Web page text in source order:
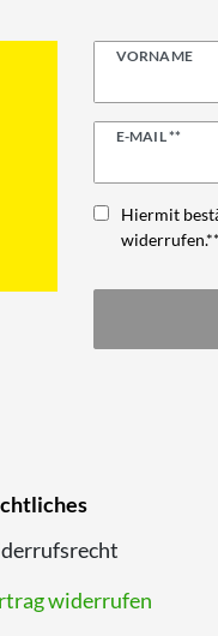
VORNAME
E-MAIL **
Newsletter
Hiermit
widerrufen.**
widerrufen